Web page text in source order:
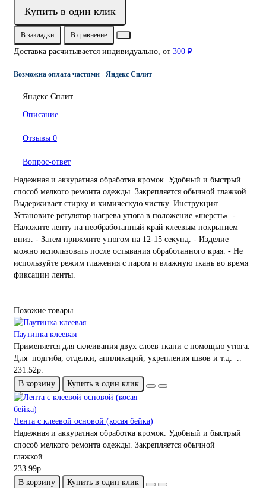
Купить в один клик
В закладки В сравнение
Доставка расчитывается индивидуально, от 300 ₽
Возможна оплата частями - Яндекс Сплит
Яндекс Сплит
Описание
Отзывы 0
Вопрос-ответ
Надежная и аккуратная обработка кромок. Удобный и быстрый
способ мелкого ремонта одежды. Закрепляется обычной глажкой.
Выдерживает стирку и химическую чистку. Инструкция:
Установите регулятор нагрева утюга в положение «шерсть». -
Наложите ленту на необработанный край клеевым покрытием
вниз. - Затем прижмите утюгом на 12-15 секунд. - Изделие
можно использовать после остывания обработанного края. - Не
используйте режим глажения с паром и влажную ткань во время
фиксации ленты.
Похожие товары
Паутинка клеевая
Применяется для склеивания двух слоев ткани с помощью утюга.
Для подгиба, отделки, аппликаций, укрепления швов и т.д. ..
231.52р.
В корзину
Купить в один клик
Лента с клеевой основой (косая бейка)
Надежная и аккуратная обработка кромок. Удобный и быстрый
способ мелкого ремонта одежды. Закрепляется обычной
глажкой...
233.99р.
В корзину
Купить в один клик